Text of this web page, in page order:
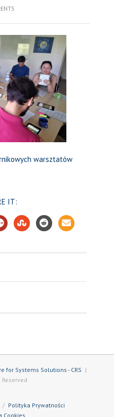
warsztatów
IT:
for Systems Solutions - CRS |
Polityka Prywatności
Cookies